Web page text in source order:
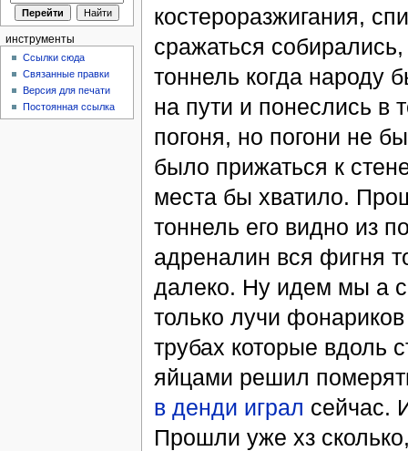
костероразжигания,
сражаться
тоннель когда народу
на пути и понеслись в
погоня, но погони не
было прижаться к
места бы хватило.
тоннель его видно из
адреналин вся фигня
далеко. Ну идем мы а
только лучи
трубах которые вдоль
яйцами решил
в денди играл сейчас.
Прошли уже хз
инструменты
Ссылки сюда
Связанные правки
Версия для печати
Постоянная ссылка